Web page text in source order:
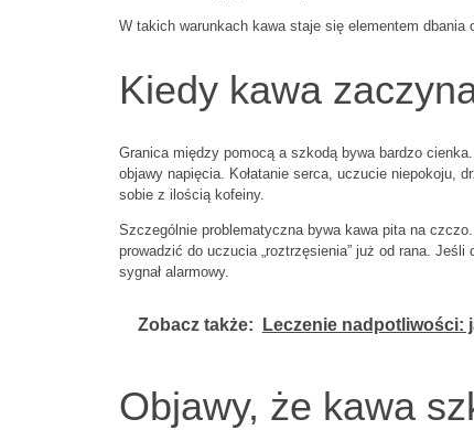
W takich warunkach kawa staje się elementem dbania
Kiedy kawa
Granica między pomocą a szkodą bywa bardzo
objawy napięcia. Kołatanie serca, uczucie niepokoju,
sobie z ilością kofeiny.
Szczególnie problematyczna bywa kawa pita na
prowadzić do uczucia „roztrzęsienia” już od rana.
sygnał alarmowy.
Zobacz także: Leczenie nadpotliwości:
Objawy, że kawa